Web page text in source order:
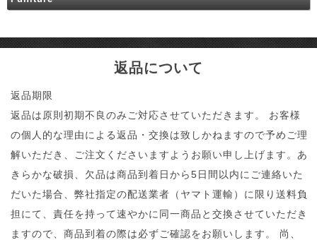
返品について
返品期限
返品は原則初期不良のみご対応させていただきます。 お客様
の個人的な理由による返品・交換は致しかねますので予めご理
解いただき、ご注文くださいますようお願い申し上げます。あ
きらかな破損、欠品は商品到着日から5日間以内にご連絡いた
だいた場合、弊社指定の配送業者（ヤマト運輸）に限り送料負
担にて、責任を持って速やかに同一商品と交換させていただき
ますので、商品到着の際は必ずご確認をお願いします。 尚、